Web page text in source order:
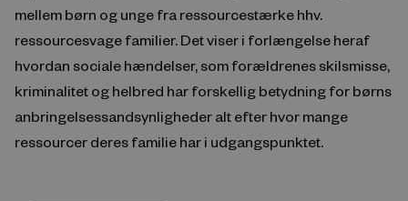
mellem børn og unge fra ressourcestærke hhv.
ressourcesvage familier. Det viser i forlængelse heraf
hvordan sociale hændelser, som forældrenes skilsmisse,
kriminalitet og helbred har forskellig betydning for børns
anbringelsessandsynligheder alt efter hvor mange
ressourcer deres familie har i udgangspunktet.